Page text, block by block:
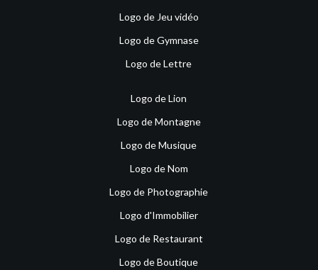
Logo de Jeu vidéo
Logo de Gymnase
Logo de Lettre
Logo de Lion
Logo de Montagne
Logo de Musique
Logo de Nom
Logo de Photographie
Logo d'Immobilier
Logo de Restaurant
Logo de Boutique